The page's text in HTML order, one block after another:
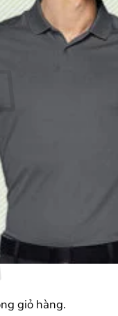
giỏ hàng.
hàng
giỏ hàng.